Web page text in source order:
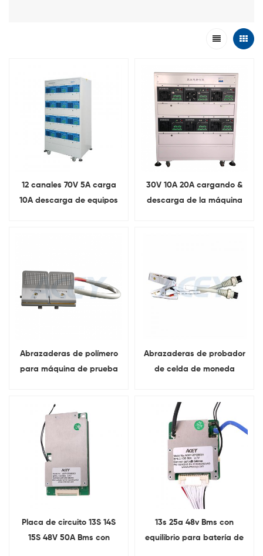
12 canales 70V 5A carga
10A descarga de equipos
30V 10A 20A cargando &
descarga de la máquina
Abrazaderas de polímero
para máquina de prueba
Abrazaderas de probador
de celda de moneda
Placa de circuito 13S 14S
15S 48V 50A Bms con
13s 25a 48v Bms con
equilibrio para batería de